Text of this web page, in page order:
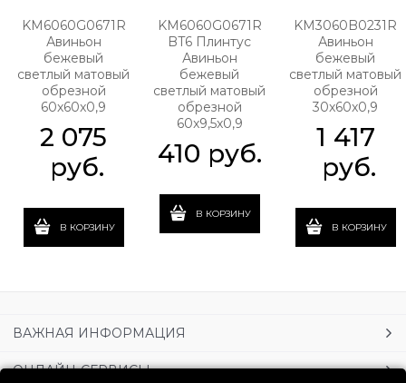
KM6060G0671R
Авиньон
бежевый
светлый матовый
обрезной
60x60x0,9
2 075
руб.
В КОРЗИНУ
KM6060G0671R
BT6 Плинтус
Авиньон
бежевый
светлый матовый
обрезной
60x9,5x0,9
410 руб.
В КОРЗИНУ
KM3060B0231R
Авиньон
бежевый
светлый матовый
обрезной
30x60x0,9
1 417
руб.
В КОРЗИНУ
ВАЖНАЯ ИНФОРМАЦИЯ
ОНЛАЙН-СЕРВИСЫ